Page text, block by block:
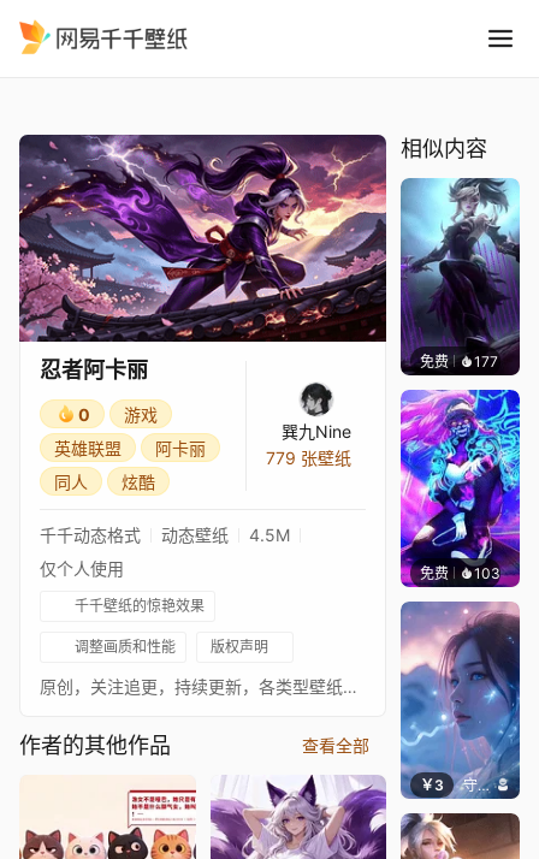
忍者阿卡丽
0
游戏
英雄联盟
阿卡丽
同人
炫酷
巽九Nine
779 张壁纸
千千动态格式 动态壁纸
4.5M
仅个人使用
千千壁纸的惊艳效果
调整画质和性能 版权声明
原创，关注追更，持续更新，各类型壁纸，各平台同名
作者的其他作品 查看全部
相似内容
免费 177Asuki
免费 103
￥3 守望者